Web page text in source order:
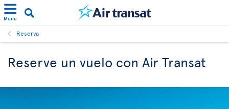
Menu
Reserva
Reserve un vuelo con Air Transat